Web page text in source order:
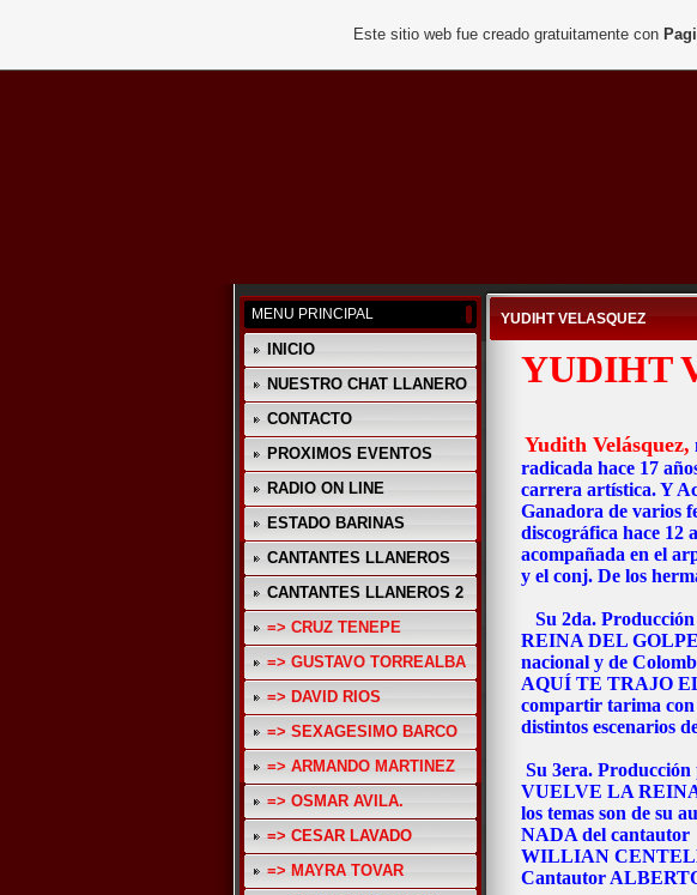
MENU PRINCIPAL
INICIO
NUESTRO CHAT LLANERO
CONTACTO
PROXIMOS EVENTOS
RADIO ON LINE
ESTADO BARINAS
CANTANTES LLANEROS
CANTANTES LLANEROS 2
=> CRUZ TENEPE
=> GUSTAVO TORREALBA
=> DAVID RIOS
=> SEXAGESIMO BARCO
=> ARMANDO MARTINEZ
=> OSMAR AVILA.
=> CESAR LAVADO
=> MAYRA TOVAR
YUDIHT VELASQUEZ
YUDIHT
Yudith Velásquez,
radicada hace 17
carrera artística. Y
Ganadora de varios
discográfica hace 12
acompañada en el
y el conj. De los
Su 2da. Producción
REINA DEL
nacional y de
AQUÍ TE TRAJO
compartir tarima con
distintos escenarios
Su 3era.
VUELVE LA
los temas son de su
NADA del cantautor
WILLIAN
Cantautor
Este sitio web fue creado gratuitamente con